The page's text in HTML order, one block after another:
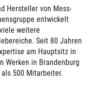
Hersteller von Mess-
entwickelt
weitere
Seit 80 Jahren
am Hauptsitz in
Werken in Brandenburg
500 Mitarbeiter.